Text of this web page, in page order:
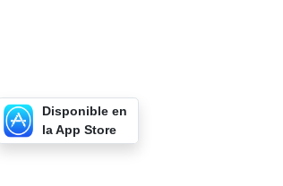
Disponible en
la App Store